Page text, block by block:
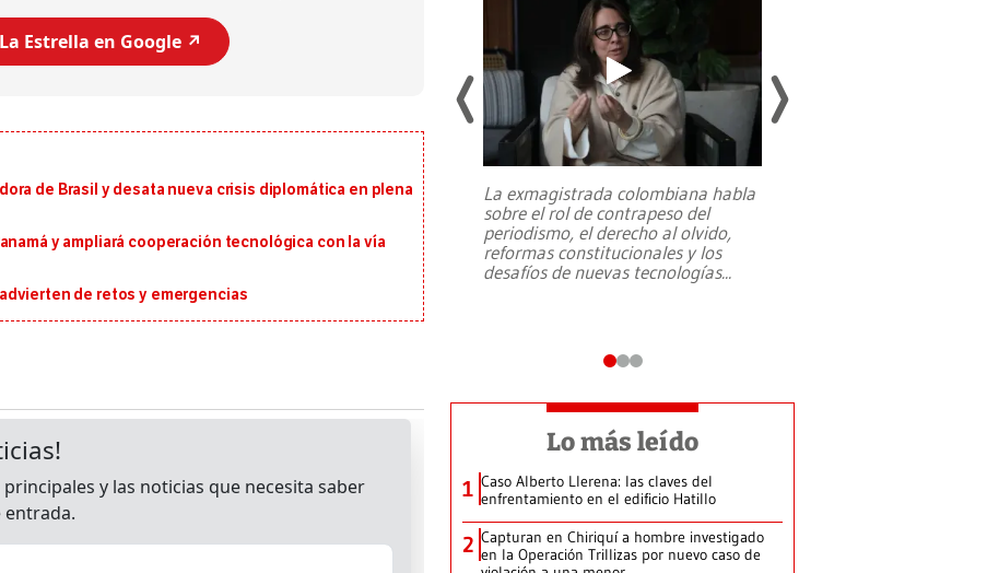
Estrella en Google ↗️
de Brasil y desata nueva crisis diplomática en plena
y ampliará cooperación tecnológica con la vía
de retos y emergencias
Un fuerte terremoto de magnitud
julio en la prefectura de Kumamoto,
al sur de Japón, provocando una
La exmagistrada colombiana habla
sobre el rol de contrapeso del
periodismo, el derecho al olvido,
reformas constitucionales y los
desafíos de nuevas tecnologías...
Lo más leído
1 Caso Alberto Llerena: las claves del
enfrentamiento en el edificio Hatillo
2 Capturan en Chiriquí a hombre investigado
en la Operación Trillizas por nuevo caso de